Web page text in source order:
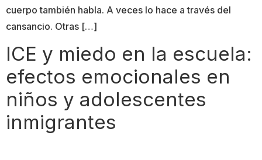
cuerpo también habla. A veces lo hace a través del
cansancio. Otras […]
ICE y miedo en la escuela:
efectos emocionales en
niños y adolescentes
inmigrantes